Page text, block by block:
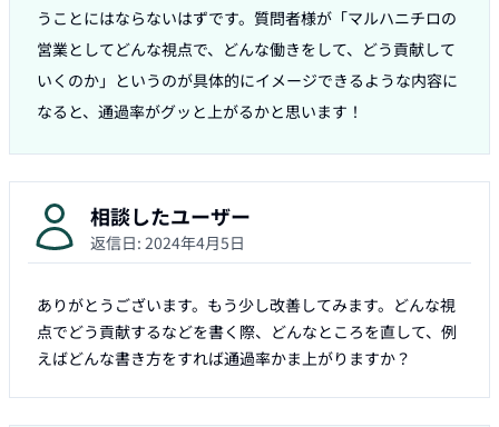
うことにはならないはずです。質問者様が「マルハニチロの
営業としてどんな視点で、どんな働きをして、どう貢献して
いくのか」というのが具体的にイメージできるような内容に
なると、通過率がグッと上がるかと思います！
相談したユーザー
返信日: 2024年4月5日
ありがとうございます。もう少し改善してみます。どんな視
点でどう貢献するなどを書く際、どんなところを直して、例
えばどんな書き方をすれば通過率かま上がりますか？